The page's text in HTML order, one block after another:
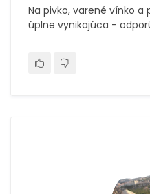
Na pivko, varené vínko a
úplne vynikajúca -